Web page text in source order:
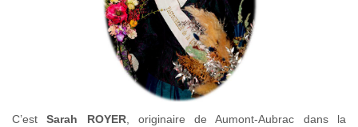
C’estSarah ROYER, originaire de Aumont-Aubrac dans la